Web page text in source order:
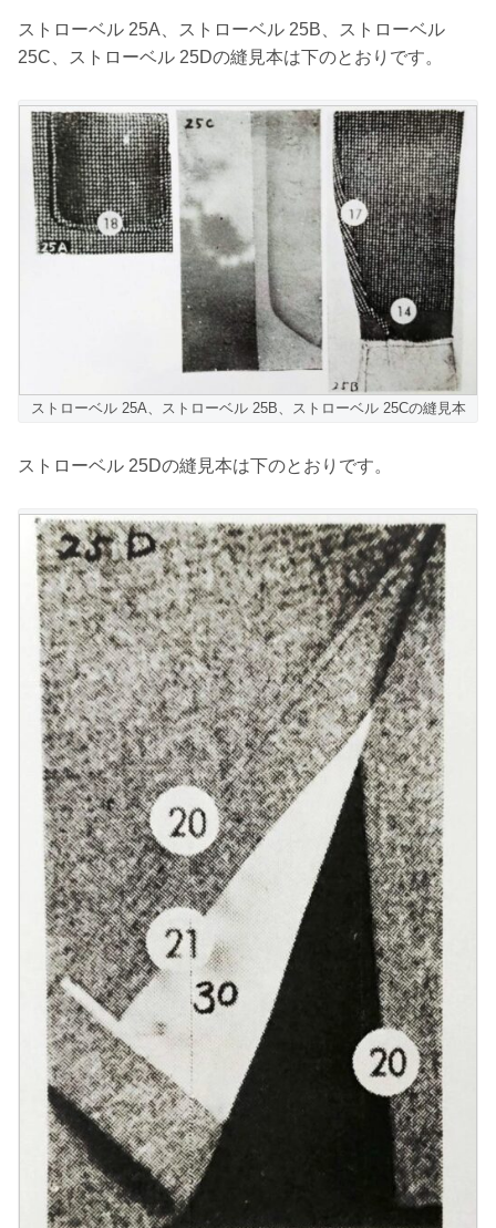
ストローベル 25A、ストローベル 25B、ストローベル
25C、ストローベル 25Dの縫見本は下のとおりです。
ストローベル 25A、ストローベル 25B、ストローベル 25Cの縫見本
ストローベル 25Dの縫見本は下のとおりです。